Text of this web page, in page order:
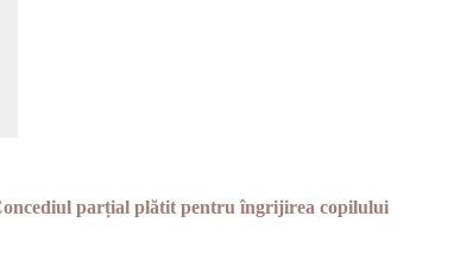
parțial plătit pentru îngrijirea copilului